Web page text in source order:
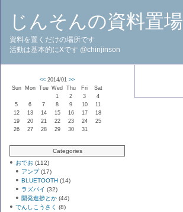
じんそんの資料置場
資料を置くだけの場所です
活動は基本的にXです @chinjinson
<< 2014/01 >>
Sun
Mon Tue Wed Thu Fri
Sat
1
2 3
4
5
6 7 8 9 10
11
12
13 14 15 16 17
18
19
20 21 22 23 24
25
26
27 28 29 30 31
Categories
おでお (112)
アンプ(17)
BLUETOOTH (14)
ラズパイ (32)
開発進捗とか (44)
でんしこうさく (8)